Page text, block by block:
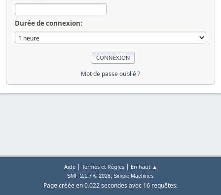
Durée de connexion:
Mot de passe oublié ?
Aide| Termes et Règles| En haut ▲
SMF 2.1.7 © 2026, Simple Machines
Page créée en 0.022 secondes avec 16 requêtes.